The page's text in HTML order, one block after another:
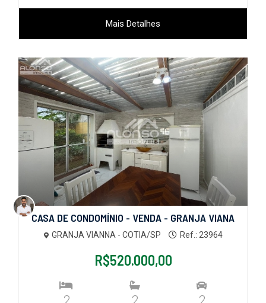
Mais Detalhes
CASA DE CONDOMÍNIO - VENDA - GRANJA VIANA
GRANJA VIANNA - COTIA/SP Ref.: 23964
R$520.000,00